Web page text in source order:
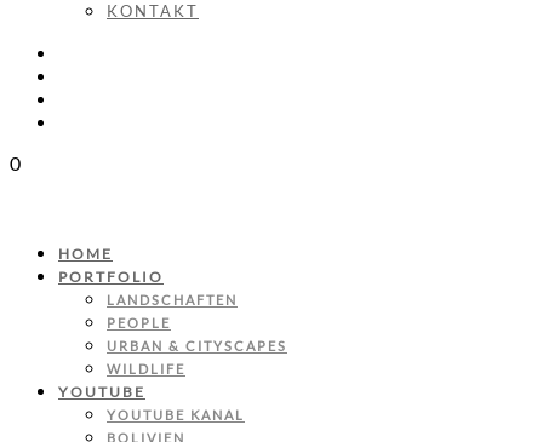
KONTAKT
0
HOME
PORTFOLIO
LANDSCHAFTEN
PEOPLE
URBAN & CITYSCAPES
WILDLIFE
YOUTUBE
YOUTUBE KANAL
BOLIVIEN